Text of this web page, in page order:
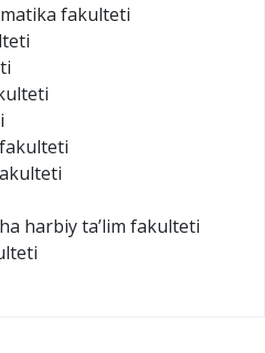
fakulteti
harbiy taʼlim fakulteti